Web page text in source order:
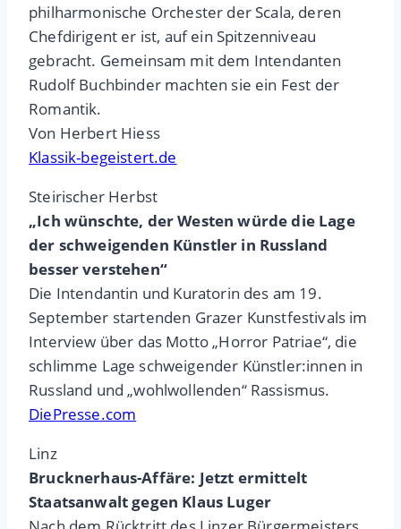
philharmonische Orchester der Scala, deren
Chefdirigent er ist, auf ein Spitzenniveau
gebracht. Gemeinsam mit dem Intendanten
Rudolf Buchbinder machten sie ein Fest der
Romantik.
Von Herbert Hiess
Klassik-begeistert.de
Steirischer Herbst
„Ich wünschte, der Westen würde die Lage
der schweigenden Künstler in Russland
besser verstehen“
Die Intendantin und Kuratorin des am 19.
September startenden Grazer Kunstfestivals im
Interview über das Motto „Horror Patriae“, die
schlimme Lage schweigender Künstler:innen in
Russland und „wohlwollenden“ Rassismus.
DiePresse.com
Linz
Brucknerhaus-Affäre: Jetzt ermittelt
Staatsanwalt gegen Klaus Luger